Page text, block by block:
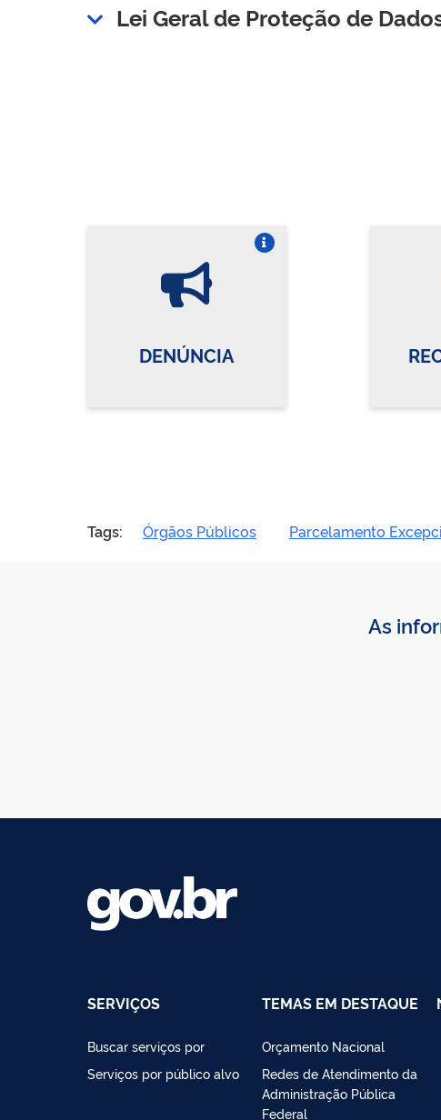
Lei Geral de Proteção de
DENÚNCIA
Tags: Órgãos Públicos Parcelamento
As
SERVIÇOS
Buscar serviços por
Serviços por público alvo
TEMAS EM DESTAQUE
Orçamento Nacional
Redes de Atendimento da
Administração Pública
Federal